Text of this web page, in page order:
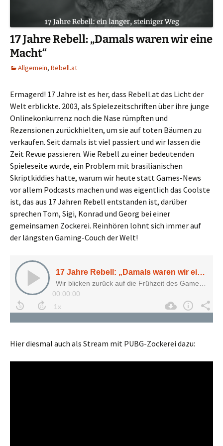
17 Jahre Rebell: „Damals waren wir eine
Macht“
Allgemein, Rebell.at
Ermagerd! 17 Jahre ist es her, dass Rebell.at das Licht der
Welt erblickte. 2003, als Spielezeitschriften über ihre junge
Onlinekonkurrenz noch die Nase rümpften und
Rezensionen zurückhielten, um sie auf toten Bäumen zu
verkaufen. Seit damals ist viel passiert und wir lassen die
Zeit Revue passieren. Wie Rebell zu einer bedeutenden
Spieleseite wurde, ein Problem mit brasilianischen
Skriptkiddies hatte, warum wir heute statt Games-News
vor allem Podcasts machen und was eigentlich das Coolste
ist, das aus 17 Jahren Rebell entstanden ist, darüber
sprechen Tom, Sigi, Konrad und Georg bei einer
gemeinsamen Zockerei. Reinhören lohnt sich immer auf
der längsten Gaming-Couch der Welt!
Hier diesmal auch als Stream mit PUBG-Zockerei dazu: